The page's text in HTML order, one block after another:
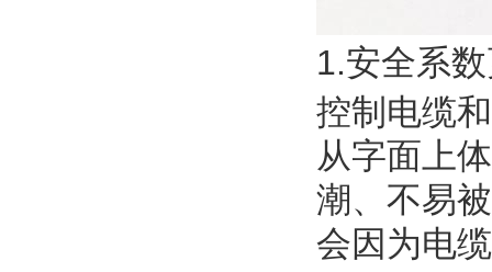
1.安全系
控制电缆
从字面上
潮、不易
会因为电